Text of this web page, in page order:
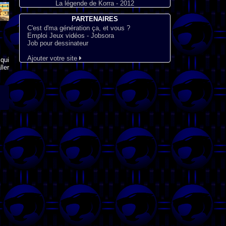
La légende de Korra - 2012
PARTENAIRES
C'est d'ma génération ça, et vous ?
Emploi Jeux vidéos - Jobsora
Job pour dessinateur
Ajouter votre site